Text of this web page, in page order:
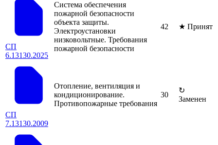
СП
6.13130.2025
Система обеспечения
пожарной безопасности
объекта защиты.
Электроустановки
низковольтные. Требования
пожарной безопасности
42 ★ Принят
СП
7.13130.2009
Отопление, вентиляция и
кондиционирование.
Противопожарные требования
30
↻
Заменен